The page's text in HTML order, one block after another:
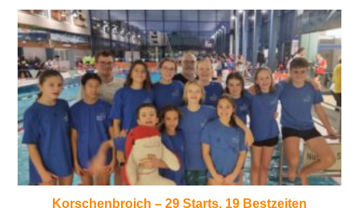
Korschenbroich – 29 Starts, 19 Bestzeiten